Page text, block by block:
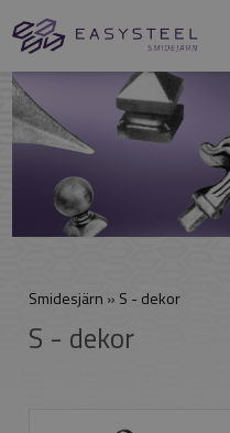
Smidesjärn » S - dekor
S - dekor